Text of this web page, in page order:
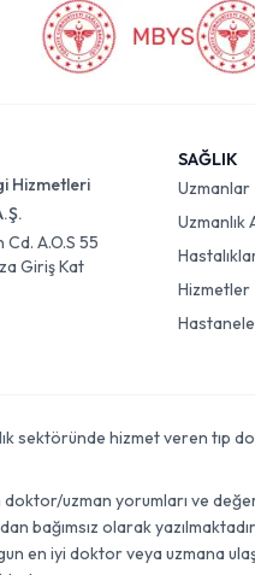
Hizmetleri
A.O.S 55
Giriş Kat
SAĞLIK
Uzmanlar
Uzmanlık
Hizmetler
sektöründe hizmet veren tıp
uzman yorumları ve
bağımsız olarak
en iyi doktor veya uzmana